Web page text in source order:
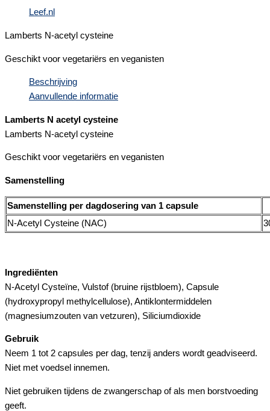
Leef.nl
Lamberts N-acetyl cysteine
Geschikt voor vegetariërs en veganisten
Beschrijving
Aanvullende informatie
Lamberts N acetyl cysteine
Lamberts N-acetyl cysteine
Geschikt voor vegetariërs en veganisten
Samenstelling
Samenstelling per dagdosering van 1 capsule
N-Acetyl Cysteine (NAC)
Ingrediënten
N-Acetyl Cysteïne, Vulstof (bruine rijstbloem), Capsule
(hydroxypropyl methylcellulose), Antiklontermiddelen
(magnesiumzouten van vetzuren), Siliciumdioxide
Gebruik
Neem 1 tot 2 capsules per dag, tenzij anders wordt geadviseerd.
Niet met voedsel innemen.
Niet gebruiken tijdens de zwangerschap of als men borstvoeding
geeft.